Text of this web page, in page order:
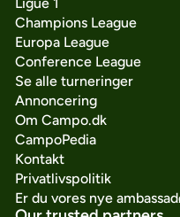
Champions League
Europa League
Conference League
Se alle turneringer
Annoncering
Om Campo.dk
CampoPedia
Kontakt
Privatlivspolitik
Er du vores nye